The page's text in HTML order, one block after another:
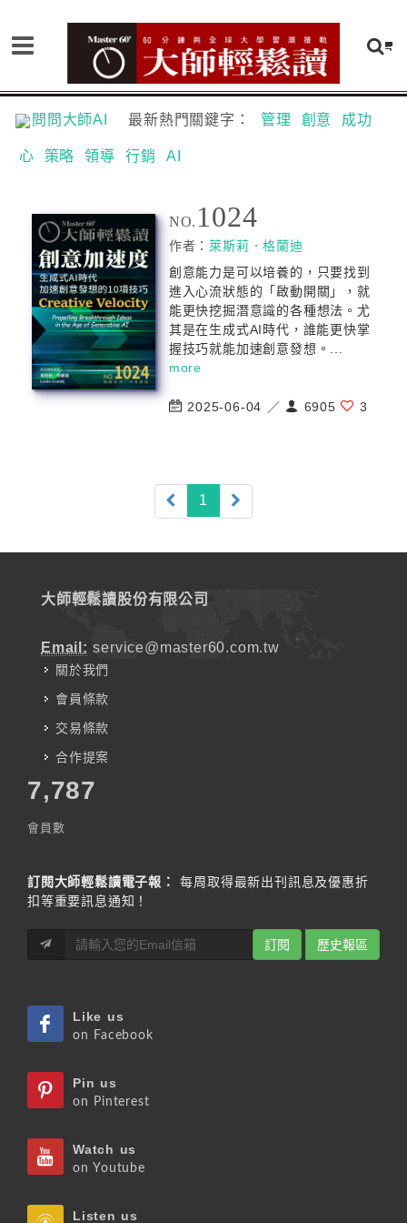
問問大師AI 最新熱門關鍵字： 管理 創意 成功
心 策略 領導 行銷 AI
NO. 1024
作者：萊斯莉．格蘭迪
創意能力是可以培養的，只要找到
進入心流狀態的「啟動開關」，就
能更快挖掘潛意識的各種想法。尤
其是在生成式AI時代，誰能更快掌
握技巧就能加速創意發想。...
more
2025-06-04 ／ 6905 3
1 (current)
大師輕鬆讀股份有限公司
Email: service@master60.com.tw
關於我們
會員條款
交易條款
合作提案
7,787
會員數
訂閱大師輕鬆讀電子報：
每周取得最新出刊訊息及優惠折
扣等重要訊息通知！
訂閱 歷史報區
Like us
on Facebook
Pin us
on Pinterest
Watch us
on Youtube
Listen us